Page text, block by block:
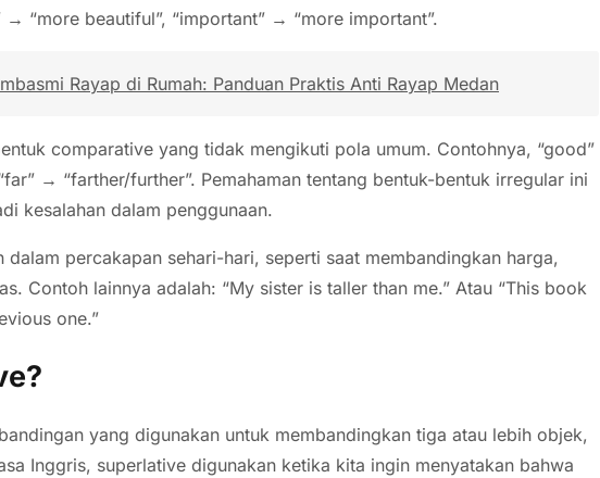
“more beautiful”, “important” → “more important”.
Rayap di Rumah: Panduan Praktis Anti Rayap Medan
comparative yang tidak mengikuti pola umum. Contohnya, “good”
→ “farther/further”. Pemahaman tentang bentuk-bentuk irregular ini
kesalahan dalam penggunaan.
percakapan sehari-hari, seperti saat membandingkan harga,
Contoh lainnya adalah: “My sister is taller than me.” Atau “This book
one.”
yang digunakan untuk membandingkan tiga atau lebih objek,
Inggris, superlative digunakan ketika kita ingin menyatakan bahwa